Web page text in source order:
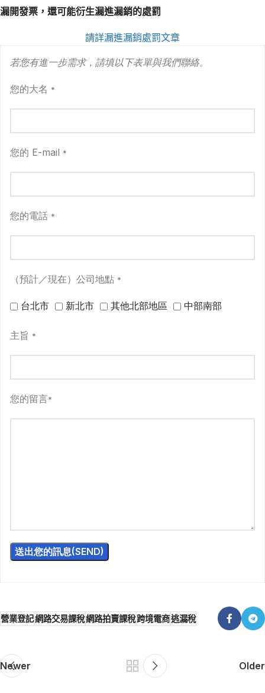
漏開發票，還可能衍生漏進漏銷的處罰
請詳漏進漏銷處罰文章
若您有進一步需求，請填以下表單與我們聯絡。
您的大名 *
您的 E-mail *
您的電話 *
（預計／現在）公司地點 *
台北市 新北市 其他北部地區 中部南部
主旨 *
您的留言*
營業登記網路交易課稅網路拍賣課稅跨境電商逃漏稅
Newer Older